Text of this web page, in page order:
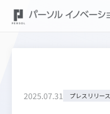
2025.07.31 プレスリリース